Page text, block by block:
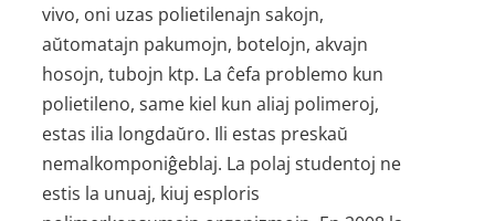
vivo, oni uzas polietilenajn sakojn,
aŭtomatajn pakumojn, botelojn, akvajn
hosojn, tubojn ktp. La ĉefa problemo kun
polietileno, same kiel kun aliaj polimeroj,
estas ilia longdaŭro. Ili estas preskaŭ
nemalkomponiĝeblaj. La polaj studentoj ne
estis la unuaj, kiuj esploris